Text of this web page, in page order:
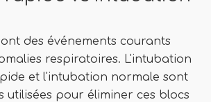
des événements courants
respiratoires. L'intubation
et l'intubation normale sont
utilisées pour éliminer ces blocs